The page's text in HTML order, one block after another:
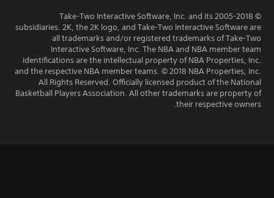
© 2005-2018 Take-Two Interactive Software, Inc. and its
subsidiaries. 2K, the 2K logo, and Take-Two Interactive Software are
all trademarks and/or registered trademarks of Take-Two
Interactive Software, Inc. The NBA and NBA member team
identifications are the intellectual property of NBA Properties, Inc.
and the respective NBA member teams. © 2018 NBA Properties, Inc.
All Rights Reserved. Officially licensed product of the National
Basketball Players Association. All other trademarks are property of
their respective owners.